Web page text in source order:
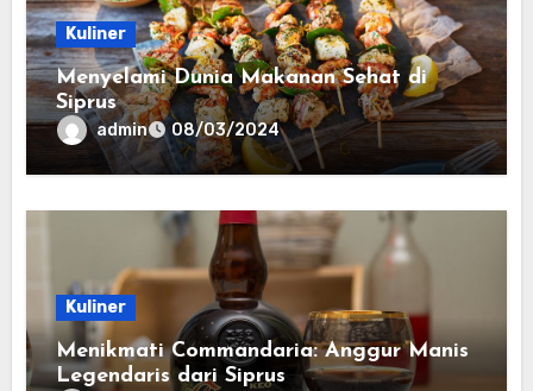
Kuliner
Menyelami Dunia Makanan Sehat di
Siprus
admin 08/03/2024
Kuliner
Menikmati Commandaria: Anggur Manis
Legendaris dari Siprus